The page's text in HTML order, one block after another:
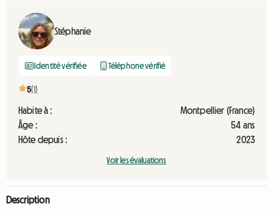
Stéphanie
Identité vérifiée Téléphone vérifié
5(1)
Habite à :
Montpellier (France)
Âge :
54 ans
Hôte depuis :
2023
Voir les évaluations
Description